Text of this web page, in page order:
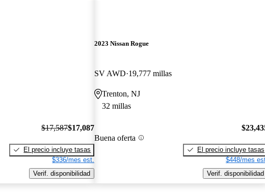
$17,587$17,087
El precio incluye tasas
$336/mes est.
Verif. disponibilidad
2023 Nissan Rogue
SV AWD 19,777 millas
Trenton, NJ
32 millas
Buena oferta
El precio incluye tasas
$448/mes
Verif. disponibilidad